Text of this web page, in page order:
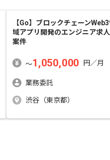
【Go】ブロックチェーン
域アプリ開発のエンジニア求
案件
〜1,050,000 円／月
業務委託
渋谷（東京都）